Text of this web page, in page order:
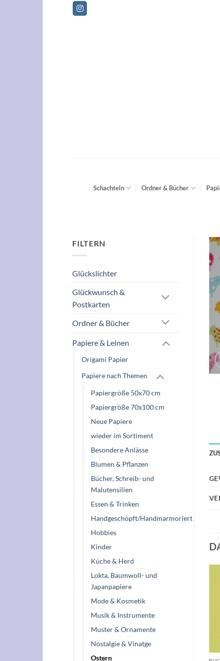
Betriebsferien vom
Schachteln Ordner & Bücher
FILTERN
Glückslichter
Glückwunsch &
Postkarten
Ordner & Bücher
Papiere & Leinen
Origami Papier
Papiere nach Themen
Papiergröße 50x70 cm
Papiergröße 70x100 cm
Neue Papiere
wieder im Sortiment
Besondere Anlässe
Blumen & Pflanzen
Bücher, Schreib- und
Malutensilien
Essen & Trinken
Handgeschöpft/Handmarmoriert
Hobbies
Kinder
Küche & Herd
Lokta, Baumwoll- und
Japanpapiere
Mode & Kosmetik
Musik & Instrumente
Muster & Ornamente
Nostalgie & Vinatge
Ostern
+